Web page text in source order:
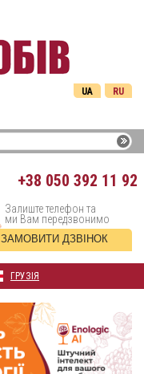
RU
UA
+38 050 392 11 92
Залиште телефон та
ми Вам передзвонимо
ЗАМОВИТИ ДЗВІНОК
ГРУЗІЯ